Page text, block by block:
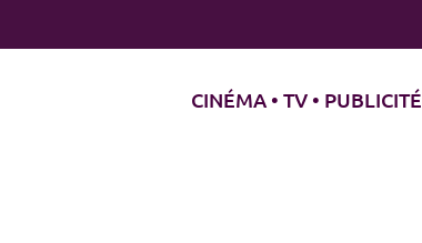
CINÉMA • TV • PUBLICITÉ